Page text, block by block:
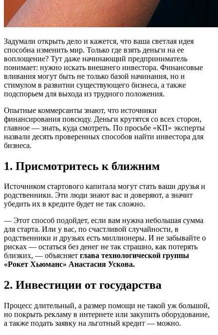
Задумали открыть дело и кажется, что ваша светлая идея
способна изменить мир. Только где взять деньги на ее
воплощение? Тут даже начинающий предприниматель
понимает: нужно искать внешнего инвестора. Финансовые
вливания могут быть не только базой начинания, но и
стимулом в развитии существующего бизнеса, а также
подспорьем для выхода из трудного положения.
Опытные коммерсанты знают, что источники
финансирования повсюду. Деньги крутятся со всех сторон,
главное — знать, куда смотреть. По просьбе «КП» эксперты
назвали десять проверенных способов найти инвестора для
бизнеса.
1. Присмотритесь к ближним
Источником стартового капитала могут стать ваши друзья и
родственники. Эти люди знают вас и доверяют, а значит
убедить их в кредите будет не так сложно.
— Этот способ подойдет, если вам нужна небольшая сумма
для старта. Или у вас, по счастливой случайности, в
родственники и друзьях есть миллионеры. И не забывайте о
рисках — остаться без денег не так страшно, как потерять
близких, — объясняет глава технологической группы
«Рокет Хьюманс» Анастасия Ускова.
2. Инвестиции от государства
Процесс длительный, а размер помощи не такой уж большой,
но покрыть рекламу в интернете или закупить оборудование,
а также подать заявку на льготный кредит — можно.